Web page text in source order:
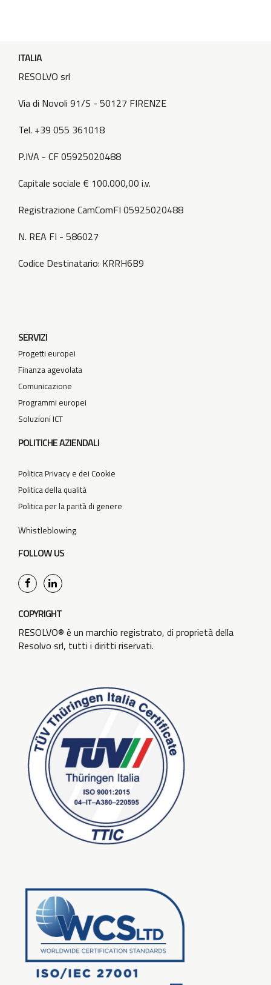
ITALIA
RESOLVO srl
Via di Novoli 91/S - 50127 FIRENZE
Tel. +39 055 361018
P.IVA - CF 05925020488
Capitale sociale € 100.000,00 i.v.
Registrazione CamComFI 05925020488
N. REA FI - 586027
Codice Destinatario: KRRH6B9
SERVIZI
Progetti europei
Finanza agevolata
Comunicazione
Programmi europei
Soluzioni ICT
POLITICHE AZIENDALI
Politica Privacy e dei Cookie
Politica della qualità
Politica per la parità di genere
Whistleblowing
FOLLOW US
COPYRIGHT
RESOLVO® è un marchio registrato, di proprietà della
Resolvo srl, tutti i diritti riservati.